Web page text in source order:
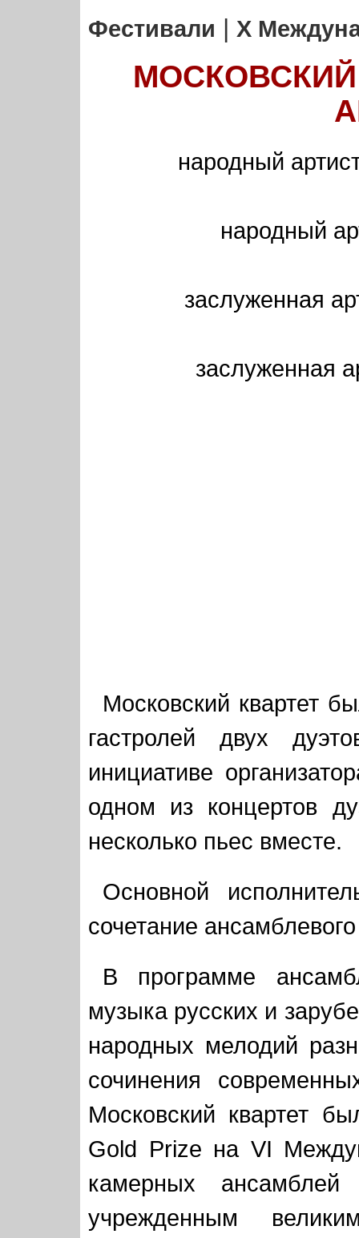
Фестивали | X
МОСКОВСКИЙ
народный
народный
заслуженная
заслуженная
Московский квартет
гастролей двух
инициативе
одном из концертов
несколько пьес вместе.
Основной
сочетание
В программе
музыка русских и
народных мелодий
сочинения
Московский квартет
Gold Prize на VI
камерных
учрежденным